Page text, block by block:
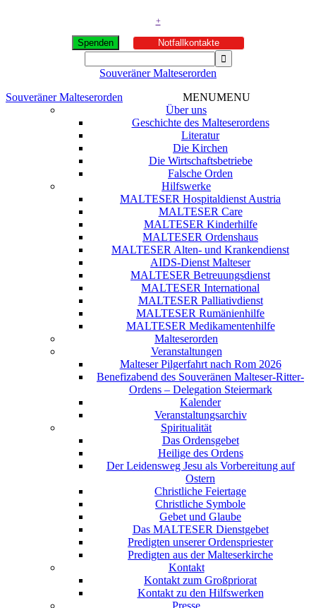
+
Spenden Notfallkontakte
Souveräner Malteserorden
Souveräner Malteserorden
MENUMENU
Über uns
Geschichte des Malteserordens
Literatur
Die Kirchen
Die Wirtschaftsbetriebe
Falsche Orden
Hilfswerke
MALTESER Hospitaldienst Austria
MALTESER Care
MALTESER Kinderhilfe
MALTESER Ordenshaus
MALTESER Alten- und Krankendienst
AIDS-Dienst Malteser
MALTESER Betreuungsdienst
MALTESER International
MALTESER Palliativdienst
MALTESER Rumänienhilfe
MALTESER Medikamentenhilfe
Malteserorden
Veranstaltungen
Malteser Pilgerfahrt nach Rom 2026
Benefizabend des Souveränen Malteser-Ritter-
Ordens – Delegation Steiermark
Kalender
Veranstaltungsarchiv
Spiritualität
Das Ordensgebet
Heilige des Ordens
Der Leidensweg Jesu als Vorbereitung auf
Ostern
Christliche Feiertage
Christliche Symbole
Gebet und Glaube
Das MALTESER Dienstgebet
Predigten unserer Ordenspriester
Predigten aus der Malteserkirche
Kontakt
Kontakt zum Großpriorat
Kontakt zu den Hilfswerken
Presse